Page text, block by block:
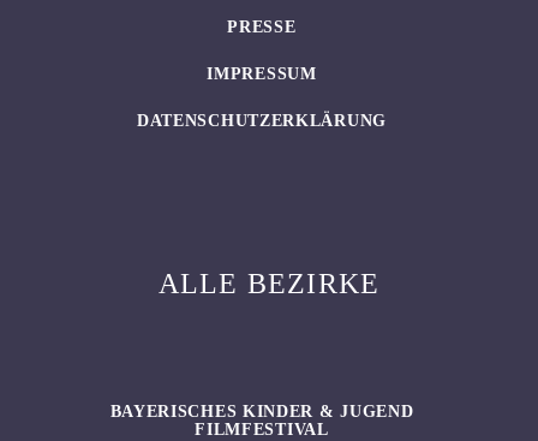
PRESSE
IMPRESSUM
DATENSCHUTZERKLÄRUNG
ALLE BEZIRKE
BAYERISCHES KINDER & JUGEND
FILMFESTIVAL